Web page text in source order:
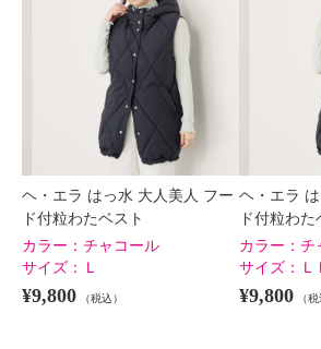
ヘ・エラ はっ水 大人美人 フー
ド付粒わたベスト
カラー： チャコール
サイズ：
Ｌ
¥9,800 （税込）
ヘ・エラ
ド付粒わた
カラー： チ
サイズ：
Ｌ
¥9,800 （税